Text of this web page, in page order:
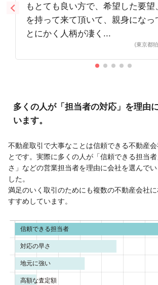
もとても良い方で、希望した要望
を持って来て頂いて、親身になっ
とにかく人柄が凄く...
(東京都
多くの人が「担当者の対応」を理由
います。
不動産取引で大事なことは信頼できる不動産
とです。実際に多くの人が「信頼できる担当
さ」などの営業担当者を理由に会社を選んで
した。
満足のいく取引のためにも複数の不動産会社
すすめしています。